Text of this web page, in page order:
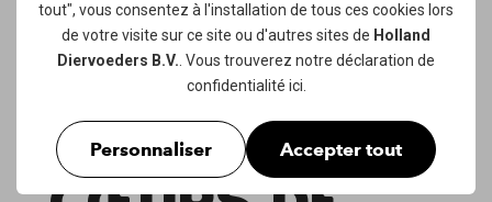
tout", vous consentez à l'installation de tous ces cookies lors
de votre visite sur ce site ou d'autres sites de Holland
Diervoeders B.V. . Vous trouverez notre déclaration de
confidentialité ici.
Personnaliser Accepter tout